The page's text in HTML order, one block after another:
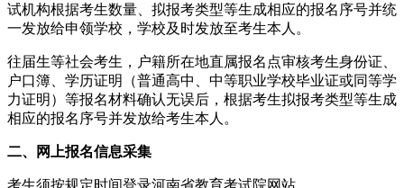
试机构根据考生数量、拟报考类型等生成相应的报名序号并统
一发放给申领学校，学校及时发放至考生本人。
往届生等社会考生，户籍所在地直属报名点审核考生身份证、
户口簿、学历证明（普通高中、中等职业学校毕业证或同等学
力证明）等报名材料确认无误后，根据考生拟报考类型等生成
相应的报名序号并发放给考生本人。
二、网上报名信息采集
考生须按规定时间登录河南省教育考试院网站